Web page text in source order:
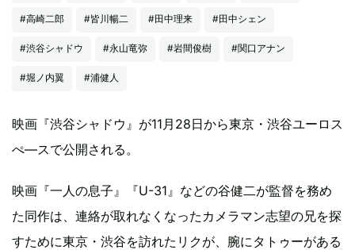
#高崎二郎 #皆川暢二 #田中理来 #田中シェン
#渋谷シャドウ #永山竜弥 #岩間俊樹 #関口アナン
#堀ノ内翼 #浦健人
映画『渋谷シャドウ』が11月28日から東京・渋谷ユーロス
ぺ―スで公開される。
映画『一人の息子』『U-31』などの谷健二が監督を務め
た同作は、連絡が取れなくなったカメラマン志望の兄を探
すために東京・渋谷を訪れたリクが、腕にタトゥーがある